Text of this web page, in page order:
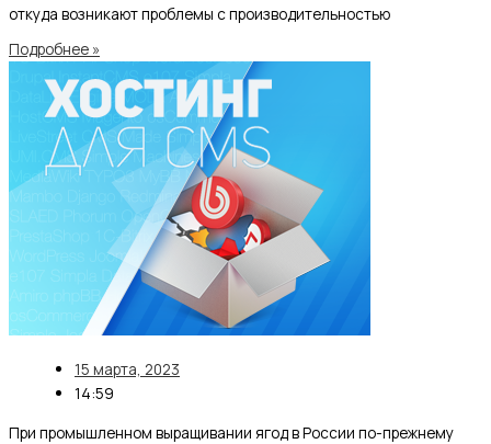
откуда возникают проблемы с производительностью
Подробнее »
15 марта, 2023
14:59
При промышленном выращивании ягод в России по-прежнему